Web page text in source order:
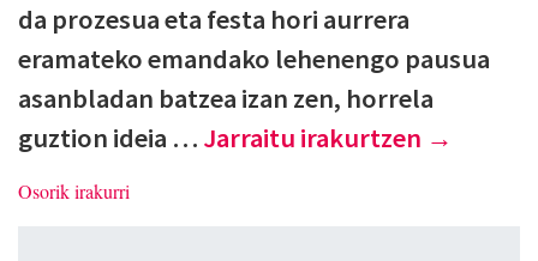
da prozesua eta festa hori aurrera
eramateko emandako lehenengo pausua
asanbladan batzea izan zen, horrela
guztion ideia … Jarraitu irakurtzen →
Osorik irakurri